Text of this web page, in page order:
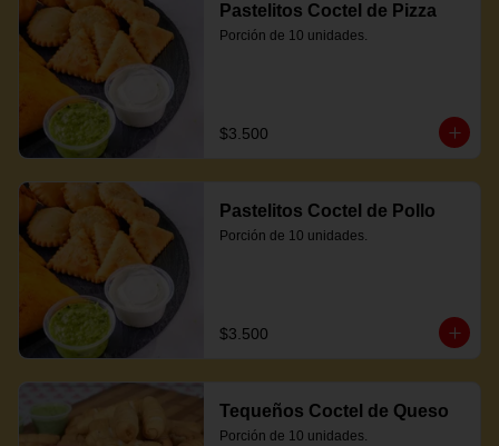
Pastelitos Coctel de Pizza
Porción de 10 unidades.
$3.500
Pastelitos Coctel de Pollo
Porción de 10 unidades.
$3.500
Tequeños Coctel de Queso
Porción de 10 unidades.